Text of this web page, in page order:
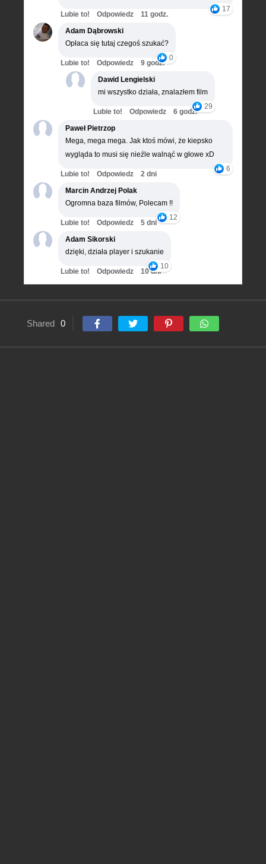
17
Lubie to! Odpowiedz
11 godz.
Adam Dąbrowski
Opłaca się tutaj czegoś szukać?
0
Lubie to! Odpowiedz
9 godz.
Dawid Lengielski
mi wszystko działa, znalazłem film
29
Lubie to! Odpowiedz
6 godz.
Paweł Pietrzop
Mega, mega mega. Jak ktoś mówi, że kiepsko
wygląda to musi się nieźle walnąć w głowe xD
6
Lubie to! Odpowiedz
2 dni
Marcin Andrzej Polak
Ogromna baza filmów, Polecam !!
12
Lubie to! Odpowiedz
5 dni
Adam Sikorski
dzięki, działa player i szukanie
10
Lubie to! Odpowiedz 10 dni
Shared 0